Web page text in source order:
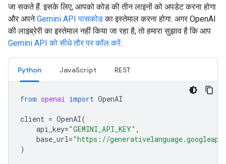
जा सकते हैं. इसके लिए, आपको कोड की तीन लाइनों को अपडेट करना होगा
और अपनेGemini API पासकोडका इस्तेमाल करना होगा. अगर OpenAI
की लाइब्रेरी का इस्तेमाल नहीं किया जा रहा है, तो हमारा सुझाव है कि आप
Gemini API को सीधे तौर पर कॉल करें.
Python JavaScript REST
from openai import OpenAI
client = OpenAI(
api_key="GEMINI_API_KEY" ,
base_url="https://
)